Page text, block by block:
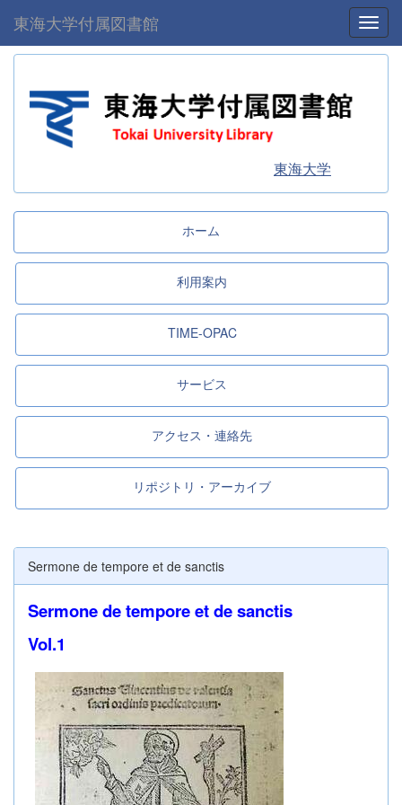
東海大学付属図書館
東海大学
ホーム
利用案内
TIME-OPAC
サービス
アクセス・連絡先
リポジトリ・アーカイブ
Sermone de tempore et de sanctis
Sermone de tempore et de sanctis
Vol.1